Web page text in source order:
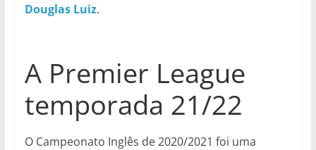
Douglas Luiz.
A Premier League
temporada 21/22
O Campeonato Inglês de 2020/2021 foi uma